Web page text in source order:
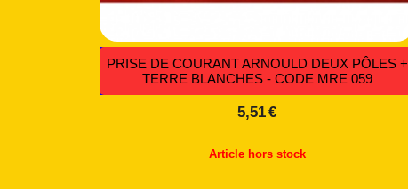
PRISE DE COURANT ARNOULD DEUX PÔLES +
TERRE BLANCHES - CODE MRE 059
5,51€
Article hors stock